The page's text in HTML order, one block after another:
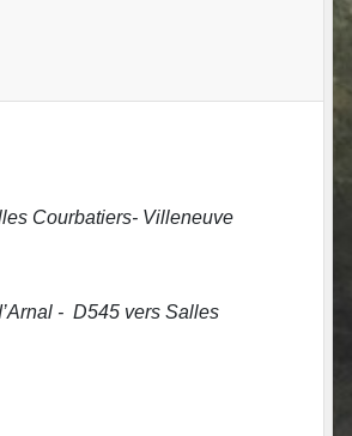
Courbatiers- Villeneuve
- D545 vers Salles